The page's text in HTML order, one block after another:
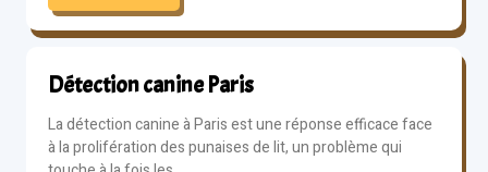
Détection canine Paris
La détection canine à Paris est une réponse efficace face
à la prolifération des punaises de lit, un problème qui